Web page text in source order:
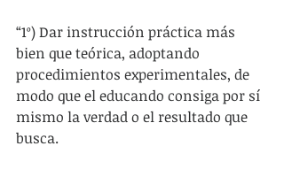
“1º) Dar instrucción práctica más
bien que teórica, adoptando
procedimientos experimentales, de
modo que el educando consiga por sí
mismo la verdad o el resultado que
busca.